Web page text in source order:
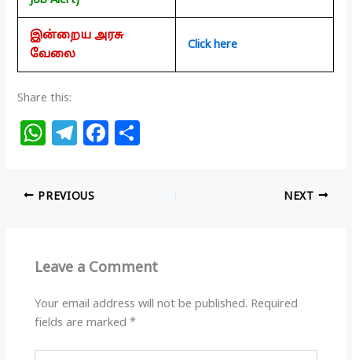
இன்றைய அரசு
வேலை
Click here
Share this:
W
at
s
p
T
e
g
m
F
o
k
PREVIOUS NEXT
Leave a Comment
Your email address will not be published. Required
fields are marked*